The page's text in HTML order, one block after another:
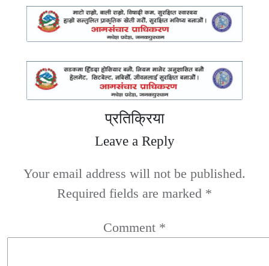
प्रतिक्रिया
Leave a Reply
Your email address will not be published.
Required fields are marked *
Comment *